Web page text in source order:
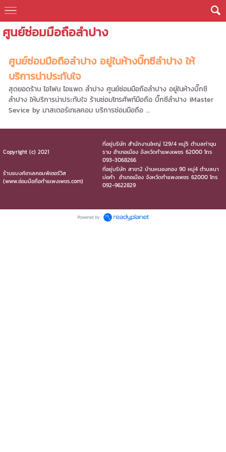
ศูนย์ซ่อมมือถือลำปาง
ศูนย์ซ่อมมือถือลำปาง อยู่ในห้างบิ๊กซีลำปาง ให้
บริการน่าประทับใจ
สุดยอดร้าน ไอโฟน ไอแพด ลำปาง ศูนย์ซ่อมมือถือลำปาง อยู่ในห้างบิ๊กซี
ลำปาง ให้บริการน่าประทับใจ ร้านซ่อมโทรศัพท์มือถือ บิ๊กซีลำปาง iMaster
Sevice by มาสเตอร์เทเลคอม บริการซ่อมมือถือ ...
Copyright (c) 2021
ที่อยู่บริษัท สำนักงานใหญ่ 129/4 หมู่5 ตำบลท่าขุน
ราม อำเภอเมือง จังหวัดกำแพงเพชร 62000 โทร
093-3068266
ร้านแบงค์เทเลคอมพ์เซอร์วิส
(www.ซ่อมมือถือกำแเพงเพชร.com)
ที่อยู่บริษัท สาขา2 บ้านหนองกอง 90 หมู่4 ตำบลนา
บ่อคำ อำเภอเมือง จังหวัดกำแพงเพชร 62000 โทร
092-9622829